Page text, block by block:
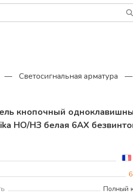
— Светосигнальная арматура —
кнопочный
НО/НЗ белая 6АХ
Полный